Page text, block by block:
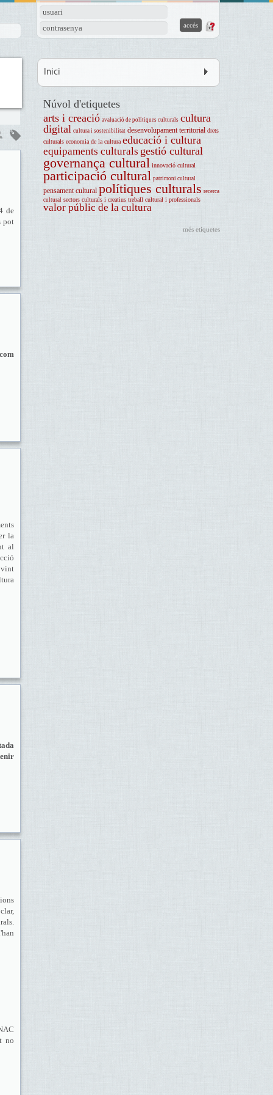
usuari
contrasenya
de
pot
la
al
no
Inici
Núvol d'etiquetes
arts i creació avaluació de polítiques culturals cultura
digital cultura i sostenibilitat desenvolupament territorial drets
culturals economia de la cultura educació i cultura
equipaments culturals gestió cultural
governança cultural innovació cultural
participació cultural patrimoni cultural
pensament cultural polítiques culturals recerca
cultural sectors culturals i creatius treball cultural i professionals
valor públic de la cultura
més etiquetes